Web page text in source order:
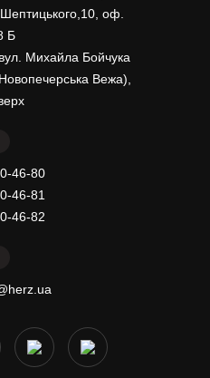
оф.
Б
Михайла Бойчука
Вежа),
46-80
46-81
46-82